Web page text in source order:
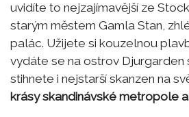
uvidíte to nejzajímavější ze
starým městem Gamla Stan,
palác. Užijete si kouzelnou
vydáte se na ostrov Djurgarden
stihnete i nejstarší skanzen na
krásy skandinávské metropole